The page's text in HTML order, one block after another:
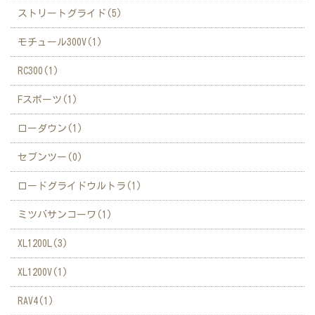
ストリートグライド(5)
モチュール300V(1)
RC300(1)
Fスポーツ(1)
ローダウン(1)
セブンツー(0)
ロードグライドウルトラ(1)
ミツバサンコーワ(1)
XL1200L(3)
XL1200V(1)
RAV4(1)